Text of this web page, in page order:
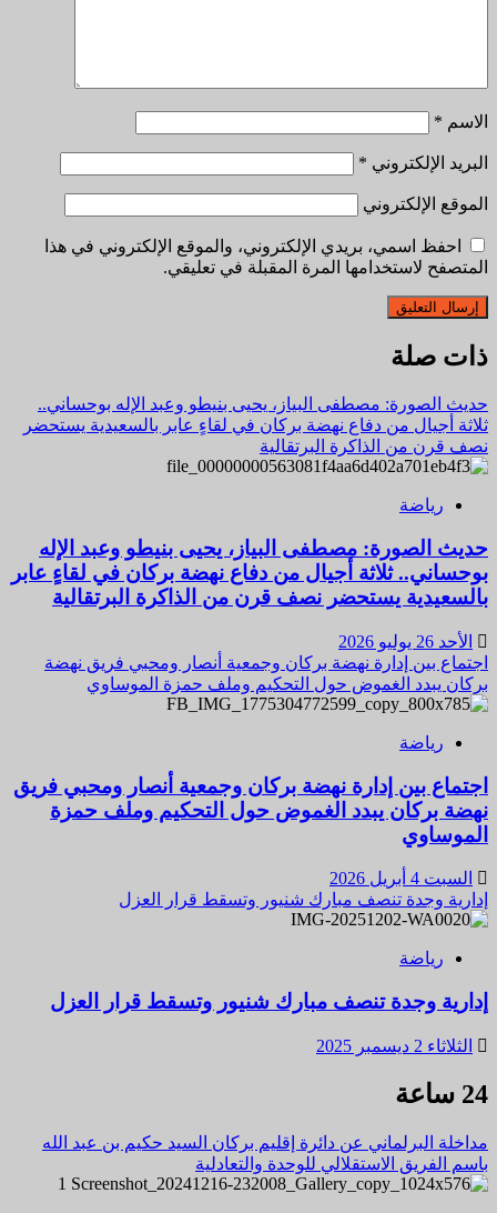
الاسم *
البريد الإلكتروني *
الموقع الإلكتروني
احفظ اسمي، بريدي الإلكتروني، والموقع الإلكتروني في هذا
المتصفح لاستخدامها المرة المقبلة في تعليقي.
ذات صلة
حديث الصورة: مصطفى البياز، يحيى بنيطو وعبد الإله بوحساني..
ثلاثة أجيال من دفاع نهضة بركان في لقاءٍ عابر بالسعيدية يستحضر
نصف قرن من الذاكرة البرتقالية
رياضة
حديث الصورة: مصطفى البياز، يحيى بنيطو وعبد الإله
بوحساني.. ثلاثة أجيال من دفاع نهضة بركان في لقاءٍ عابر
بالسعيدية يستحضر نصف قرن من الذاكرة البرتقالية
الأحد 26 يوليو 2026
اجتماع بين إدارة نهضة بركان وجمعية أنصار ومحبي فريق نهضة
بركان يبدد الغموض حول التحكيم وملف حمزة الموساوي
رياضة
اجتماع بين إدارة نهضة بركان وجمعية أنصار ومحبي فريق
نهضة بركان يبدد الغموض حول التحكيم وملف حمزة
الموساوي
السبت 4 أبريل 2026
إدارية وجدة تنصف مبارك شنيور وتسقط قرار العزل
رياضة
إدارية وجدة تنصف مبارك شنيور وتسقط قرار العزل
الثلاثاء 2 ديسمبر 2025
24 ساعة
مداخلة البرلماني عن دائرة إقليم بركان السيد حكيم بن عبد الله
باسم الفريق الاستقلالي للوحدة والتعادلية
1